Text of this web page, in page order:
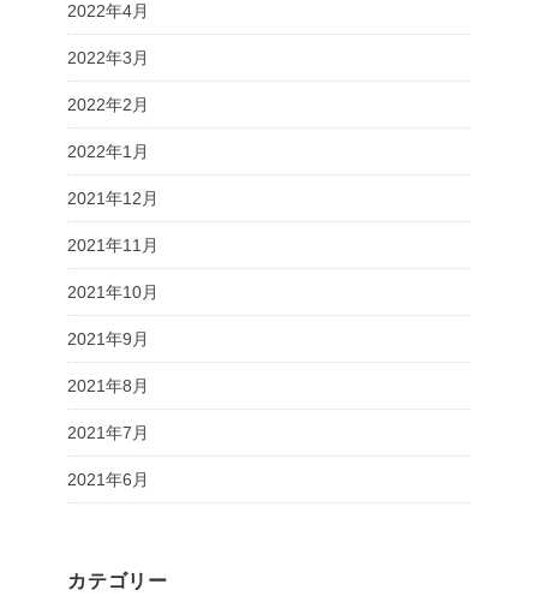
2022年4月
2022年3月
2022年2月
2022年1月
2021年12月
2021年11月
2021年10月
2021年9月
2021年8月
2021年7月
2021年6月
カテゴリー